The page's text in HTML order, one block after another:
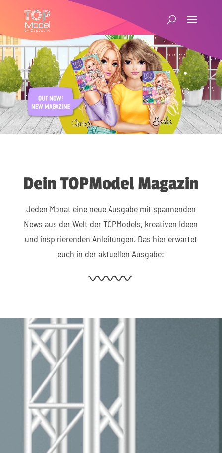
Dein TOPModel Magazin
Jeden Monat eine neue Ausgabe mit spannenden
News aus der Welt der TOPModels, kreativen Ideen
und inspirierenden Anleitungen. Das hier erwartet
euch in der aktuellen Ausgabe: